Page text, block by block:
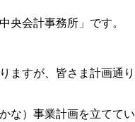
央会計事務所」です。
ますが、皆さま計画通り
な）事業計画を立ててい